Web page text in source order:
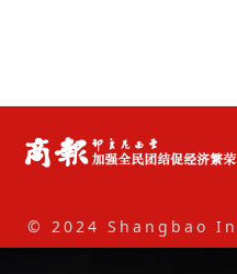
© 2024 Shangbao